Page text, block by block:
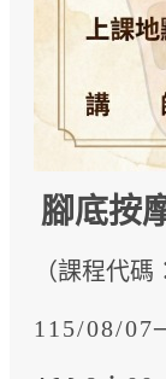
腳底按
（課程代碼
115/08/